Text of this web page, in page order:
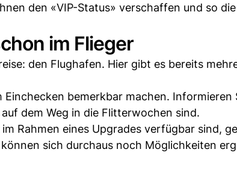
den «VIP-Status» verschaffen und so
im Flieger
den Flughafen. Hier gibt es bereits
bemerkbar machen. Informieren
dem Weg in die Flitterwochen sind.
Rahmen eines Upgrades verfügbar sind,
sich durchaus noch Möglichkeiten